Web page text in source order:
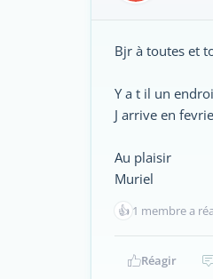
Bjr à toutes et
Y a t il un
J arrive en
Au plaisir
Muriel
👍 1 membre a
Réagir